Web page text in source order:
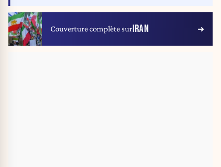
Couverture complète surIRAN